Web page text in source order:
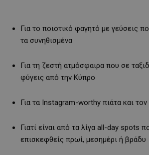
Για το ποιοτικό φαγητό με γεύσεις
τα συνηθισμένα
Για τη ζεστή ατμόσφαιρα που σε
φύγεις από την Κύπρο
Για τα Instagram-worthy πιάτα και
Γιατί είναι από τα λίγα all-day spots
επισκεφθείς πρωί, μεσημέρι ή βράδυ